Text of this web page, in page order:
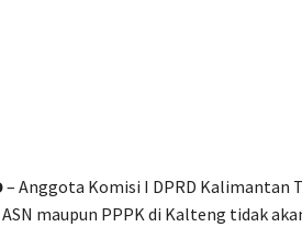
– Anggota Komisi I DPRD Kalimantan
maupun PPPK di Kalteng tidak